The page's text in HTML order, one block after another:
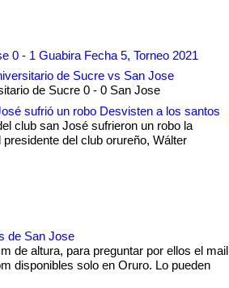
0 - 1 Guabira Fecha 5, Torneo 2021
de Sucre vs San Jose
de Sucre 0 - 0 San Jose
sufrió un robo Desvisten a los santos
club san José sufrieron un robo la
del club orureño, Wálter
de San Jose
de altura, para preguntar por ellos el mail
disponibles solo en Oruro. Lo pueden